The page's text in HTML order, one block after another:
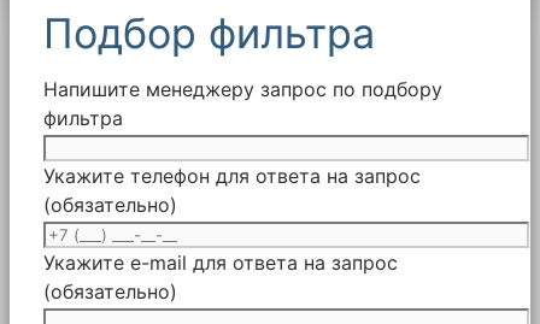
Подбор фильтра
Напишите менеджеру запрос по подбору
фильтра
Укажите телефон для ответа на запрос
(обязательно)
Укажите e-mail для ответа на запрос
(обязательно)